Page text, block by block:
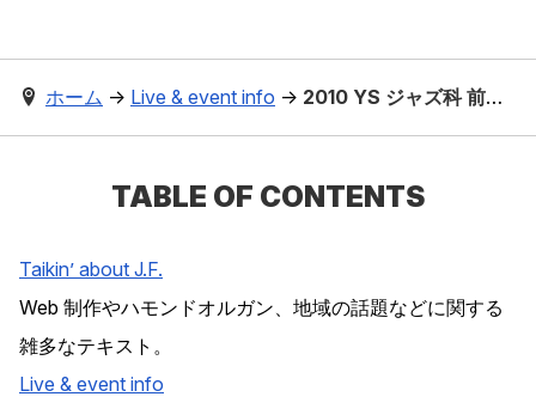
ホーム → Live & event info → 2010 YS ジャズ科 前期 Live Recital
TABLE OF CONTENTS
Taikin’ about J.F.
Web 制作やハモンドオルガン、地域の話題などに関する
雑多なテキスト。
Live & event info